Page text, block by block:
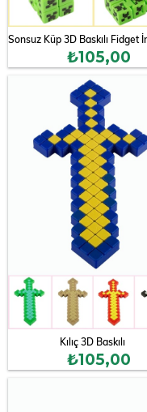
₺105,00
Kılıç 3D Baskılı
₺105,00